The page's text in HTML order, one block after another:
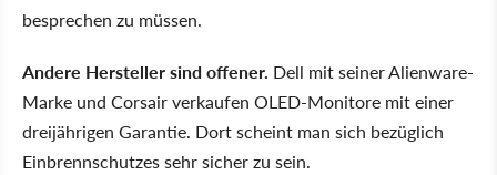
besprechen zu müssen.
Andere Hersteller sind offener. Dell mit seiner Alienware-
Marke und Corsair verkaufen OLED-Monitore mit einer
dreijährigen Garantie. Dort scheint man sich bezüglich
Einbrennschutzes sehr sicher zu sein.